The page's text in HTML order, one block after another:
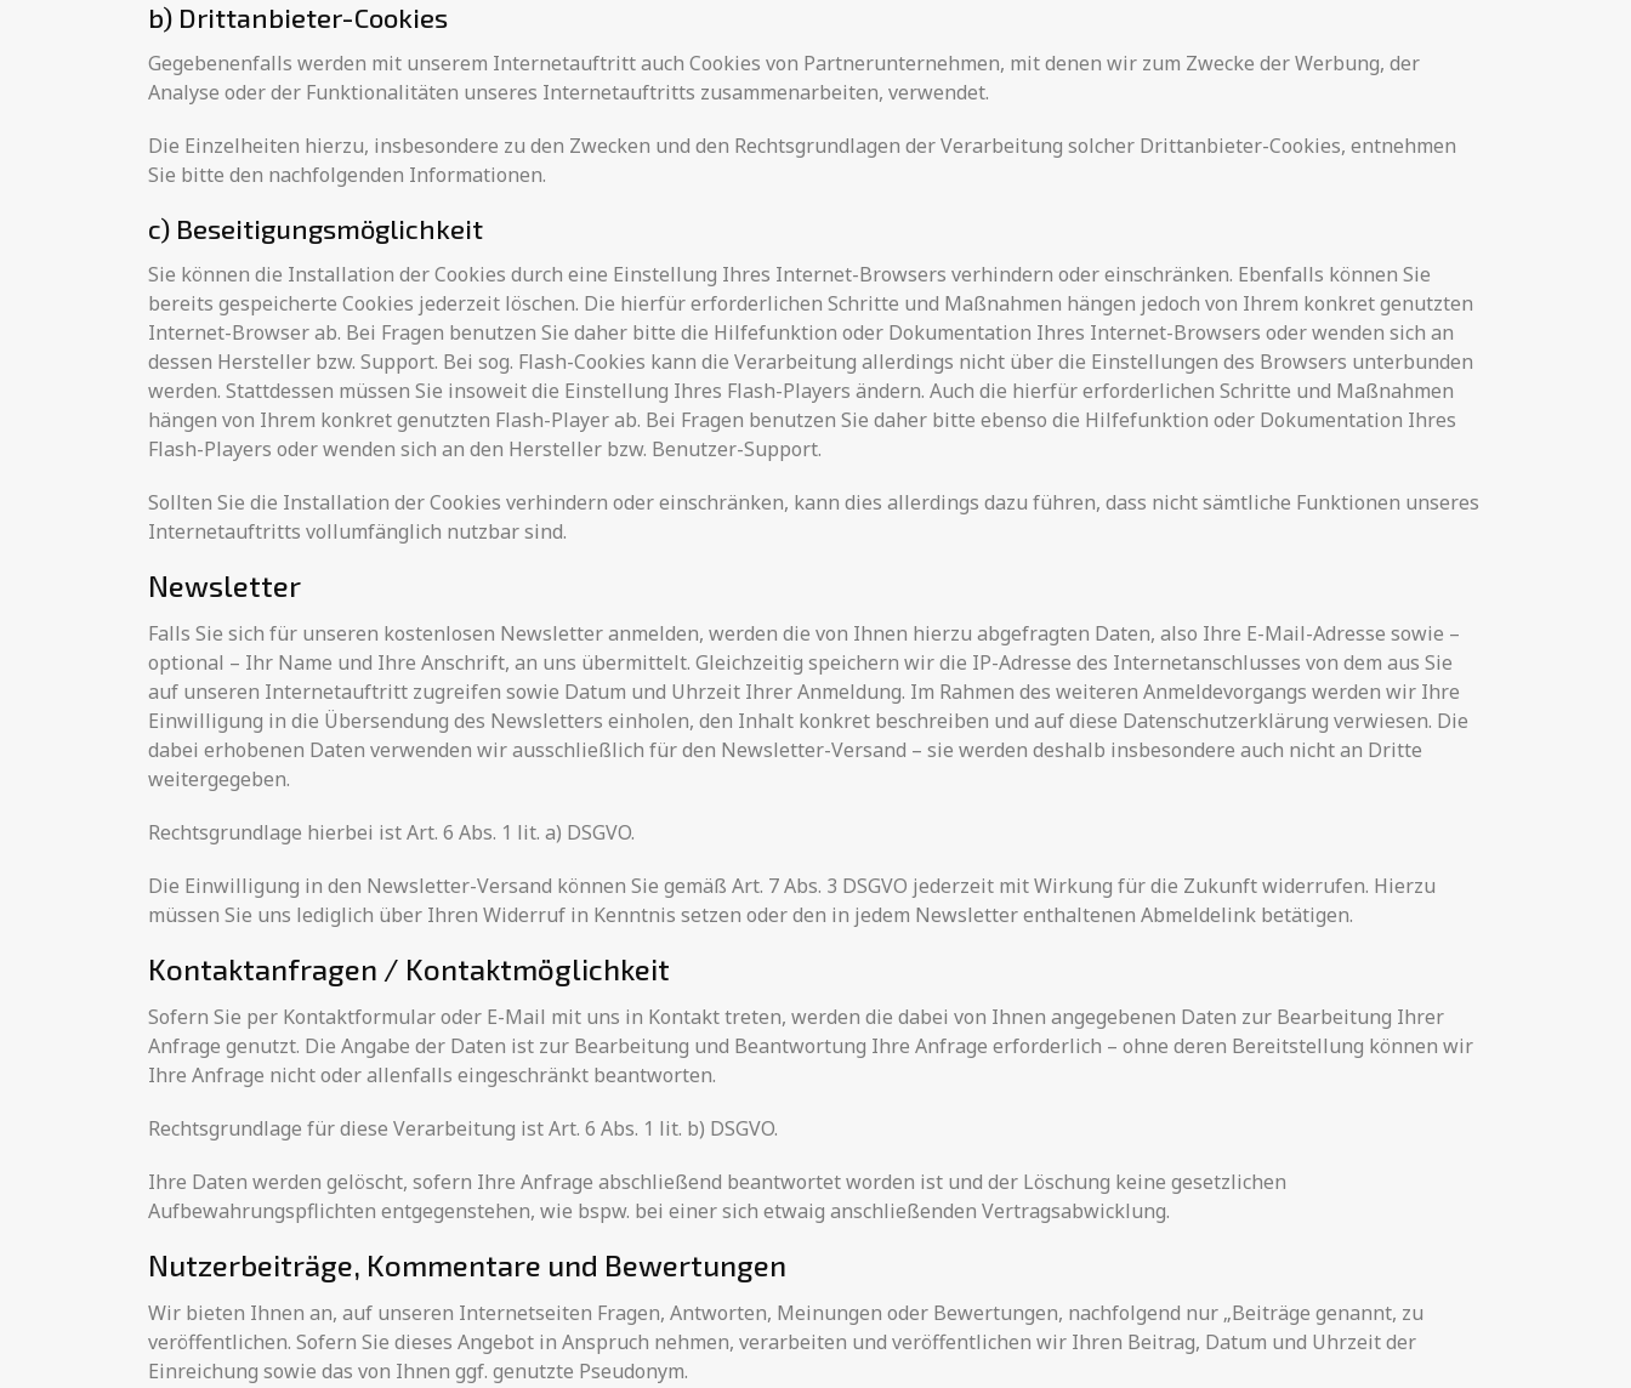
b) Drittanbieter-Cookies
Gegebenenfalls werden mit unserem Internetauftritt auch Cookies von Partnerunternehmen, mit denen wir zum Zwecke der Werbung, der
Analyse oder der Funktionalitäten unseres Internetauftritts zusammenarbeiten, verwendet.
Die Einzelheiten hierzu, insbesondere zu den Zwecken und den Rechtsgrundlagen der Verarbeitung solcher Drittanbieter-Cookies, entnehmen
Sie bitte den nachfolgenden Informationen.
c) Beseitigungsmöglichkeit
Sie können die Installation der Cookies durch eine Einstellung Ihres Internet-Browsers verhindern oder einschränken. Ebenfalls können Sie
bereits gespeicherte Cookies jederzeit löschen. Die hierfür erforderlichen Schritte und Maßnahmen hängen jedoch von Ihrem konkret genutzten
Internet-Browser ab. Bei Fragen benutzen Sie daher bitte die Hilfefunktion oder Dokumentation Ihres Internet-Browsers oder wenden sich an
dessen Hersteller bzw. Support. Bei sog. Flash-Cookies kann die Verarbeitung allerdings nicht über die Einstellungen des Browsers unterbunden
werden. Stattdessen müssen Sie insoweit die Einstellung Ihres Flash-Players ändern. Auch die hierfür erforderlichen Schritte und Maßnahmen
hängen von Ihrem konkret genutzten Flash-Player ab. Bei Fragen benutzen Sie daher bitte ebenso die Hilfefunktion oder Dokumentation Ihres
Flash-Players oder wenden sich an den Hersteller bzw. Benutzer-Support.
Sollten Sie die Installation der Cookies verhindern oder einschränken, kann dies allerdings dazu führen, dass nicht sämtliche Funktionen unseres
Internetauftritts vollumfänglich nutzbar sind.
Newsletter
Falls Sie sich für unseren kostenlosen Newsletter anmelden, werden die von Ihnen hierzu abgefragten Daten, also Ihre E-Mail-Adresse sowie –
optional – Ihr Name und Ihre Anschrift, an uns übermittelt. Gleichzeitig speichern wir die IP-Adresse des Internetanschlusses von dem aus Sie
auf unseren Internetauftritt zugreifen sowie Datum und Uhrzeit Ihrer Anmeldung. Im Rahmen des weiteren Anmeldevorgangs werden wir Ihre
Einwilligung in die Übersendung des Newsletters einholen, den Inhalt konkret beschreiben und auf diese Datenschutzerklärung verwiesen. Die
dabei erhobenen Daten verwenden wir ausschließlich für den Newsletter-Versand – sie werden deshalb insbesondere auch nicht an Dritte
weitergegeben.
Rechtsgrundlage hierbei ist Art. 6 Abs. 1 lit. a) DSGVO.
Die Einwilligung in den Newsletter-Versand können Sie gemäß Art. 7 Abs. 3 DSGVO jederzeit mit Wirkung für die Zukunft widerrufen. Hierzu
müssen Sie uns lediglich über Ihren Widerruf in Kenntnis setzen oder den in jedem Newsletter enthaltenen Abmeldelink betätigen.
Kontaktanfragen / Kontaktmöglichkeit
Sofern Sie per Kontaktformular oder E-Mail mit uns in Kontakt treten, werden die dabei von Ihnen angegebenen Daten zur Bearbeitung Ihrer
Anfrage genutzt. Die Angabe der Daten ist zur Bearbeitung und Beantwortung Ihre Anfrage erforderlich – ohne deren Bereitstellung können wir
Ihre Anfrage nicht oder allenfalls eingeschränkt beantworten.
Rechtsgrundlage für diese Verarbeitung ist Art. 6 Abs. 1 lit. b) DSGVO.
Ihre Daten werden gelöscht, sofern Ihre Anfrage abschließend beantwortet worden ist und der Löschung keine gesetzlichen
Aufbewahrungspflichten entgegenstehen, wie bspw. bei einer sich etwaig anschließenden Vertragsabwicklung.
Nutzerbeiträge, Kommentare und Bewertungen
Wir bieten Ihnen an, auf unseren Internetseiten Fragen, Antworten, Meinungen oder Bewertungen, nachfolgend nur „Beiträge genannt, zu
veröffentlichen. Sofern Sie dieses Angebot in Anspruch nehmen, verarbeiten und veröffentlichen wir Ihren Beitrag, Datum und Uhrzeit der
Einreichung sowie das von Ihnen ggf. genutzte Pseudonym.